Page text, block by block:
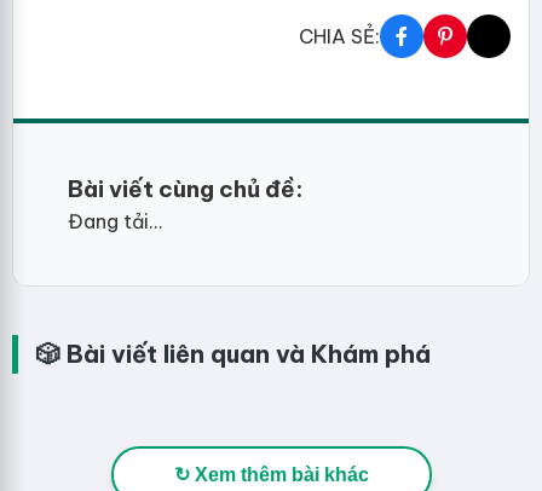
CHIA SẺ:
Bài viết cùng chủ đề:
Đang tải...
🎲 Bài viết liên quan và Khám phá
↻ Xem thêm bài khác